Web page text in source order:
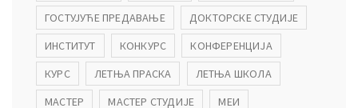
ГОСТУЈУЋЕ ПРЕДАВАЊЕ
ДОКТОРСКЕ СТУДИЈЕ
ИНСТИТУТ
КОНКУРС
КОНФЕРЕНЦИЈА
КУРС
ЛЕТЊА ПРАСКА
ЛЕТЊА ШКОЛА
МАСТЕР
МАСТЕР СТУДИЈЕ
МЕИ